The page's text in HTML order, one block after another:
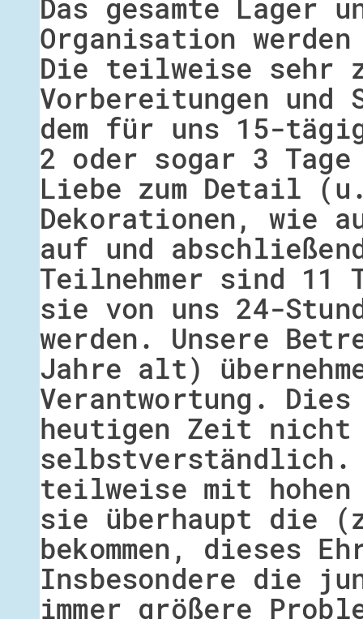
Das gesamte Lager
Organisation
Die teilweise sehr
Vorbereitungen und
dem für uns 15-
2 oder sogar 3
Liebe zum Detail
Dekorationen, wie
auf und
Teilnehmer sind 11
sie von uns 24-
werden. Unsere
Jahre alt)
Verantwortung.
heutigen Zeit nicht
selbstverständlich.
teilweise mit hohen
sie überhaupt die
bekommen, dieses
Insbesondere die
immer größere